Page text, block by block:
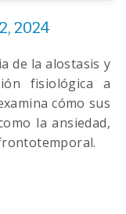
2024
de la alostasis y
fisiológica a
cómo sus
la ansiedad,